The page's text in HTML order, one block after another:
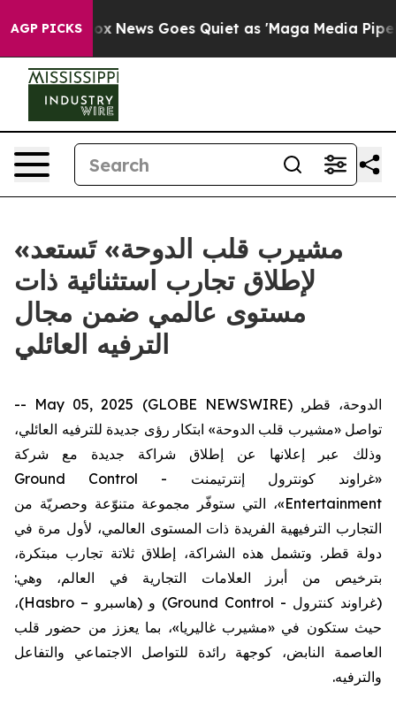
AGP PICKS
Fox News Goes Quiet as 'Maga Media Pipeline'
«مشيرب قلب الدوحة» تَستعد
لإطلاق تجارب استثنائية ذات
مستوى عالمي ضمن مجال
الترفيه العائلي
الدوحة، قطر, May 05, 2025 (GLOBE NEWSWIRE) --
تواصل «مشيرب قلب الدوحة» ابتكار رؤى جديدة للترفيه العائلي،
وذلك عبر إعلانها عن إطلاق شراكة جديدة مع شركة
«غراوند كونترول إنترتيمنت -
Ground Control
Entertainment»، التي ستوفّر مجموعة متنوّعة وحصريّة من
التجارب الترفيهية الفريدة ذات المستوى العالمي، لأول مرة في
دولة قطر. وتشمل هذه الشراكة، إطلاقثلاتة تجارب مبتكرة،
بترخيص من أبرز العلامات التجارية في العالم، وهي:
(غراوند كنترول - Ground Control) و (هاسبرو –
Hasbro)،
حيث ستكون في «مشيرب غاليريا»، بما يعزز من حضور قلب
العاصمة النابض، كوجهة رائدة للتواصل الاجتماعي والتفاعل
والترفيه.